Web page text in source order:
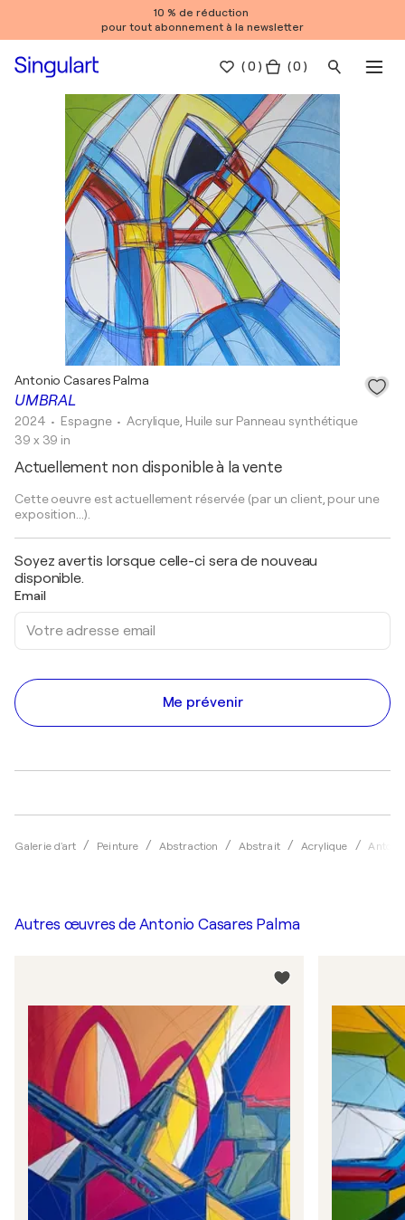
10 % de réduction
pour tout abonnement à la newsletter
(0 ) ( 0 )
Galerie d'art Peinture Abstraction Abstrait Acrylique
UMBRAL
Antonio Casares Palma
2024 • Espagne • Acrylique, Huile sur Panneau synthétique
39 x 39 in
Actuellement non disponible à la vente
Cette oeuvre est actuellement réservée (par un client, pour une
exposition...).
Soyez avertis lorsque celle-ci sera de nouveau
disponible.
Email
Me prévenir
Autres œuvres de Antonio Casares Palma